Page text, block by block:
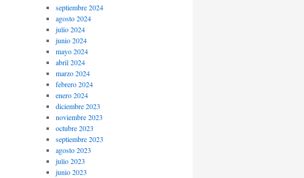
septiembre 2024
agosto 2024
julio 2024
junio 2024
mayo 2024
abril 2024
marzo 2024
febrero 2024
enero 2024
diciembre 2023
noviembre 2023
octubre 2023
septiembre 2023
agosto 2023
julio 2023
junio 2023